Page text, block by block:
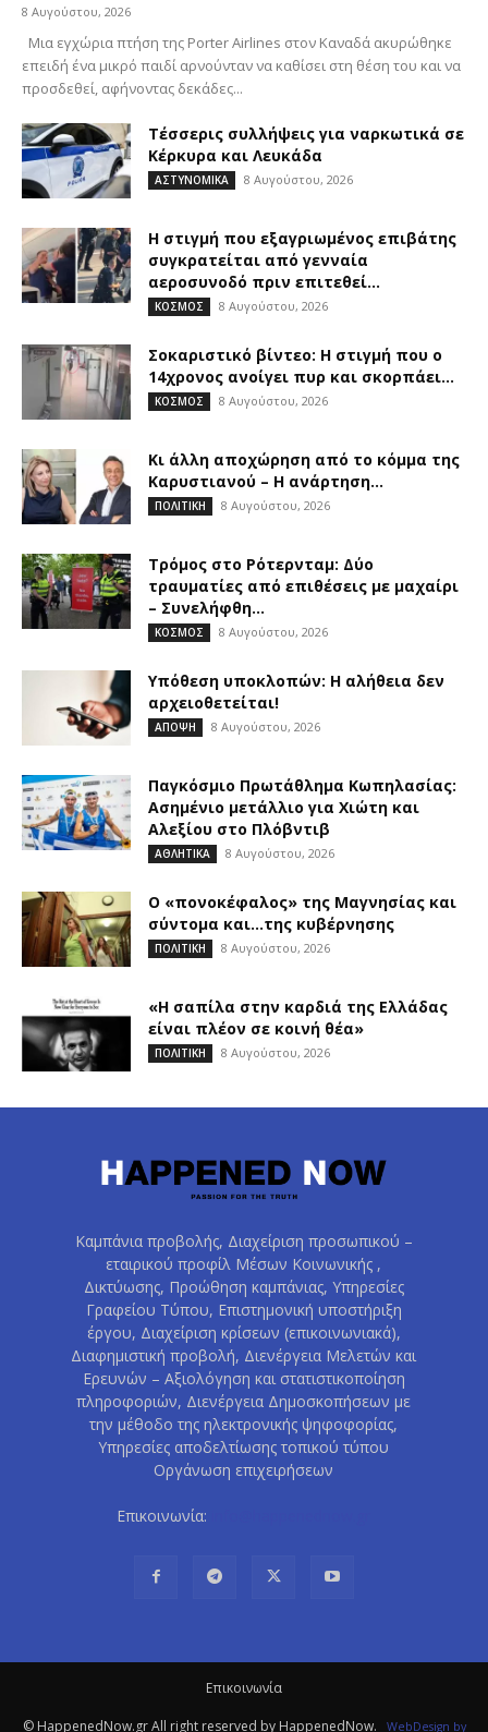
8 Αυγούστου, 2026
Μια εγχώρια πτήση της Porter Airlines στον Καναδά ακυρώθηκε
επειδή ένα μικρό παιδί αρνούνταν να καθίσει στη θέση του και να
προσδεθεί, αφήνοντας δεκάδες...
Τέσσερις συλλήψεις για ναρκωτικά σε
Κέρκυρα και Λευκάδα
ΑΣΤΥΝΟΜΙΚΑ 8 Αυγούστου, 2026
Η στιγμή που εξαγριωμένος επιβάτης
συγκρατείται από γενναία
αεροσυνοδό πριν επιτεθεί...
ΚΟΣΜΟΣ 8 Αυγούστου, 2026
Σοκαριστικό βίντεο: Η στιγμή που ο
14χρονος ανοίγει πυρ και σκορπάει...
ΚΟΣΜΟΣ 8 Αυγούστου, 2026
Κι άλλη αποχώρηση από το κόμμα της
Καρυστιανού – Η ανάρτηση...
ΠΟΛΙΤΙΚΗ 8 Αυγούστου, 2026
Τρόμος στο Ρότερνταμ: Δύο
τραυματίες από επιθέσεις με μαχαίρι
– Συνελήφθη...
ΚΟΣΜΟΣ 8 Αυγούστου, 2026
Υπόθεση υποκλοπών: Η αλήθεια δεν
αρχειοθετείται!
ΑΠΟΨΗ 8 Αυγούστου, 2026
Παγκόσμιο Πρωτάθλημα Κωπηλασίας:
Ασημένιο μετάλλιο για Χιώτη και
Αλεξίου στο Πλόβντιβ
ΑΘΛΗΤΙΚΑ 8 Αυγούστου, 2026
Ο «πονοκέφαλος» της Μαγνησίας και
σύντομα και…της κυβέρνησης
ΠΟΛΙΤΙΚΗ 8 Αυγούστου, 2026
«Η σαπίλα στην καρδιά της Ελλάδας
είναι πλέον σε κοινή θέα»
ΠΟΛΙΤΙΚΗ 8 Αυγούστου, 2026
Καμπάνια προβολής, Διαχείριση προσωπικού –
εταιρικού προφίλ Μέσων Κοινωνικής ,
Δικτύωσης, Προώθηση καμπάνιας, Υπηρεσίες
Γραφείου Τύπου, Επιστημονική υποστήριξη
έργου, Διαχείριση κρίσεων (επικοινωνιακά),
Διαφημιστική προβολή, Διενέργεια Μελετών και
Ερευνών – Αξιολόγηση και στατιστικοποίηση
πληροφοριών, Διενέργεια Δημοσκοπήσεων με
την μέθοδο της ηλεκτρονικής ψηφοφορίας,
Υπηρεσίες αποδελτίωσης τοπικού τύπου
Οργάνωση επιχειρήσεων
Επικοινωνία:
Eπικοινωνία
© HappenedNow.gr All right reserved by HappenedNow. WebDesign by